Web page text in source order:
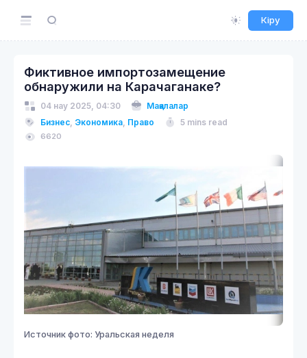
Кіру
Фиктивное импортозамещение
обнаружили на Карачаганаке?
04 нау 2025, 04:30
Мақалалар
Бизнес, Экономика, Право 5 mins read
6620
Источник фото: Уральская неделя